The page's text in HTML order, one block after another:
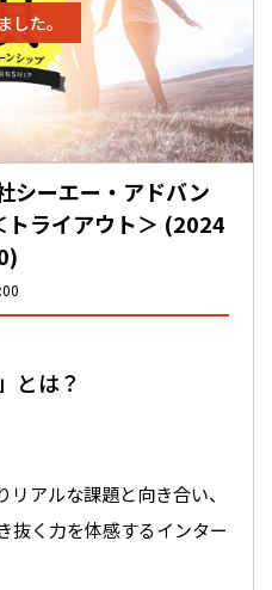
した。
シーエー・アドバン
ライアウト＞ (2024
とは？
アルな課題と向き合い、
抜く力を体感するインター